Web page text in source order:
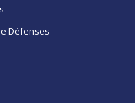
Défenses